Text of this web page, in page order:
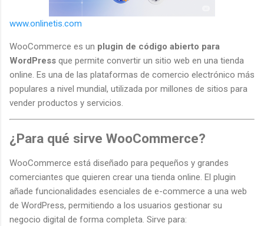
www.onlinetis.com
WooCommerce es un plugin de código abierto para
WordPress que permite convertir un sitio web en una tienda
online. Es una de las plataformas de comercio electrónico más
populares a nivel mundial, utilizada por millones de sitios para
vender productos y servicios.
¿Para qué sirve WooCommerce?
WooCommerce está diseñado para pequeños y grandes
comerciantes que quieren crear una tienda online. El plugin
añade funcionalidades esenciales de e-commerce a una web
de WordPress, permitiendo a los usuarios gestionar su
negocio digital de forma completa. Sirve para: